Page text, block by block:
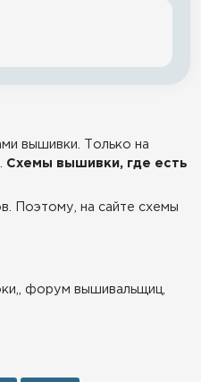
вышивки. Только на
Схемы вышивки, где есть
Поэтому, на сайте схемы
форум вышивальщиц,